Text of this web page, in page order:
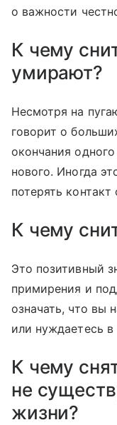
о важности
К чему
умирают?
Несмотря на
говорит о
окончания
нового. Иногда
потерять контакт
К чему
Это позитивный
примирения и
означать, что вы
или нуждаетесь в
К чему
не
жизни?